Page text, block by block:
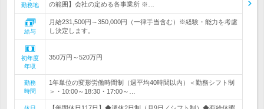
勤務地
の範囲】会社の定める各事業所 ※…
給与
月給231,500円～350,000円（一律手当含む）※経験・能力を考慮
し決定します。
初年度
年収
350万円～520万円
勤務
時間
1年単位の変形労働時間制（週平均40時間以内）＜勤務シフト制
＞・10:00～18:30・17:00～…